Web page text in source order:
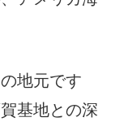
地元です
基地との深